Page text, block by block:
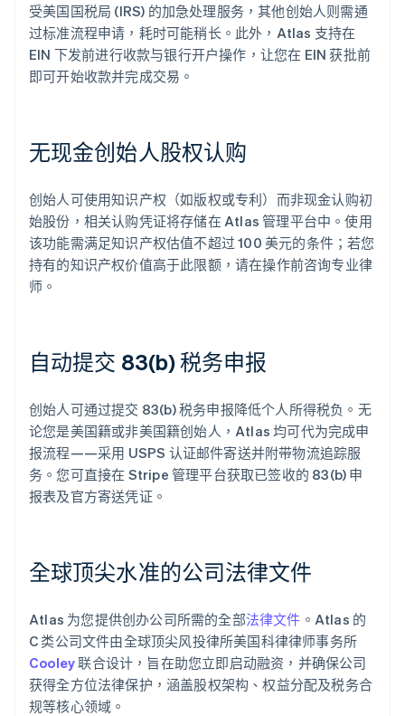
受美国国税局 (IRS) 的加急处理服务，其他创始人则需通
过标准流程申请，耗时可能稍长。此外，Atlas 支持在
EIN 下发前进行收款与银行开户操作，让您在 EIN 获批前
即可开始收款并完成交易。
无现金创始人股权认购
创始人可使用知识产权（如版权或专利）而非现金认购初
始股份，相关认购凭证将存储在 Atlas 管理平台中。使用
该功能需满足知识产权估值不超过 100 美元的条件；若您
持有的知识产权价值高于此限额，请在操作前咨询专业律
师。
自动提交 83(b) 税务申报
创始人可通过提交 83(b) 税务申报降低个人所得税负。无
论您是美国籍或非美国籍创始人，Atlas 均可代为完成申
报流程——采用 USPS 认证邮件寄送并附带物流追踪服
务。您可直接在 Stripe 管理平台获取已签收的 83(b) 申
报表及官方寄送凭证。
全球顶尖水准的公司法律文件
Atlas 为您提供创办公司所需的全部法律文件 。Atlas 的
C 类公司文件由全球顶尖风投律所美国科律律师事务所
Cooley联合设计，旨在助您立即启动融资，并确保公司
获得全方位法律保护，涵盖股权架构、权益分配及税务合
规等核心领域。